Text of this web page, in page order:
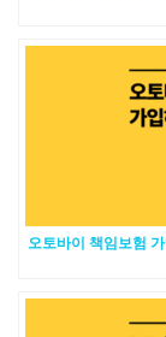
오토바이 책임보험